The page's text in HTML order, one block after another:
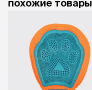
похожие товары